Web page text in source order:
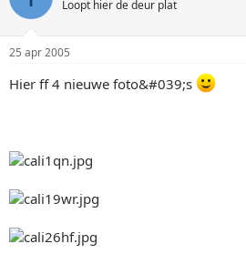
Loopt hier de deur plat
25 apr 2005
Hier ff 4 nieuwe foto&#039;s